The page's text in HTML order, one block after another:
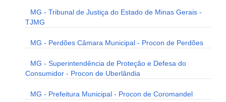
MG - Tribunal de Justiça do Estado de Minas Gerais -
TJMG
MG - Perdões Câmara Municipal - Procon de Perdões
MG - Superintendência de Proteção e Defesa do
Consumidor - Procon de Uberlândia
MG - Prefeitura Municipal - Procon de Coromandel